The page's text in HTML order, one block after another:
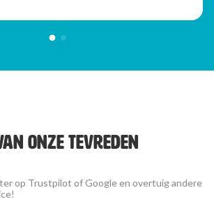
onze tevreden
op Trustpilot of Google en overtuig andere